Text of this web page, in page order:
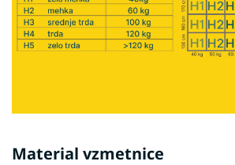
Material vzmetnice